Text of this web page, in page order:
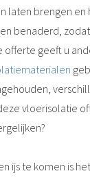
laten brengen en
benaderd,
offerte geeft u
vloerisolatie
ijs te komen is